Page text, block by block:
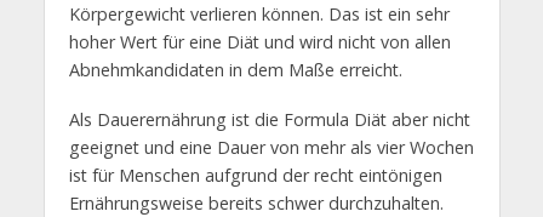
Körpergewicht verlieren können. Das ist ein sehr
hoher Wert für eine Diät und wird nicht von allen
Abnehmkandidaten in dem Maße erreicht.
Als Dauerernährung ist die Formula Diät aber nicht
geeignet und eine Dauer von mehr als vier Wochen
ist für Menschen aufgrund der recht eintönigen
Ernährungsweise bereits schwer durchzuhalten.